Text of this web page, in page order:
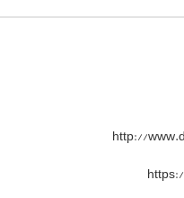
http://